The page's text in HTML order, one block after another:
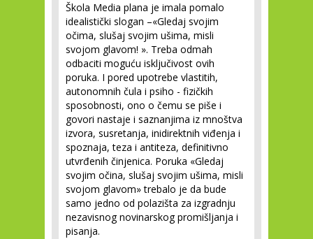
Škola Media plana je imala pomalo
idealistički slogan –«Gledaj svojim
očima, slušaj svojim ušima, misli
svojom glavom! ». Treba odmah
odbaciti moguću isključivost ovih
poruka. I pored upotrebe vlastitih,
autonomnih čula i psiho - fizičkih
sposobnosti, ono o čemu se piše i
govori nastaje i saznanjima iz mnoštva
izvora, susretanja, inidirektnih viđenja i
spoznaja, teza i antiteza, definitivno
utvrđenih činjenica. Poruka «Gledaj
svojim očina, slušaj svojim ušima, misli
svojom glavom» trebalo je da bude
samo jedno od polazišta za izgradnju
nezavisnog novinarskog promišljanja i
pisanja.